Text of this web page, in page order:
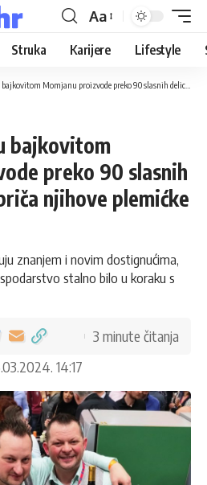
Aa
Struka Karijere Lifestyle
Momjanu proizvode preko 90 slasnih delicija, ovo je priča njihove plemićke obitelji
bajkovitom
preko 90 slasnih
njihove plemićke
znanjem i novim dostignućima,
stalno bilo u koraku s
14:17
3 minute čitanja